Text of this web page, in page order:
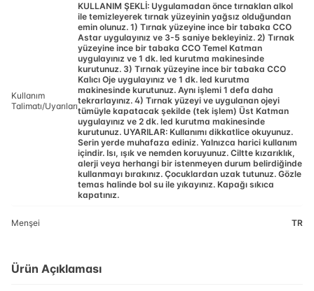
Kullanım
Talimatı/Uyarıları
KULLANIM ŞEKLİ: Uygulamadan önce tırnaklan alkol
ile temizleyerek tırnak yüzeyinin yağsız olduğundan
emin olunuz. 1) Tırnak yüzeyine ince bir tabaka CCO
Astar uygulayınız ve 3-5 saniye bekleyiniz. 2) Tırnak
yüzeyine ince bir tabaka CCO Temel Katman
uygulayınız ve 1 dk. led kurutma makinesinde
kurutunuz. 3) Tırnak yüzeyine ince bir tabaka CCO
Kalıcı Oje uygulayınız ve 1 dk. led kurutma
makinesinde kurutunuz. Aynı işlemi 1 defa daha
tekrarlayınız. 4) Tırnak yüzeyi ve uygulanan ojeyi
tümüyle kapatacak şekilde (tek işlem) Üst Katman
uygulayınız ve 2 dk. led kurutma makinesinde
kurutunuz. UYARILAR: Kullanımı dikkatlice okuyunuz.
Serin yerde muhafaza ediniz. Yalnızca harici kullanım
içindir. Isı, ışık ve nemden koruyunuz. Ciltte kızarıklık,
alerji veya herhangi bir istenmeyen durum belirdiğinde
kullanmayı bırakınız. Çocuklardan uzak tutunuz. Gözle
temas halinde bol su ile yıkayınız. Kapağı sıkıca
kapatınız.
Menşei TR
Ürün Açıklaması